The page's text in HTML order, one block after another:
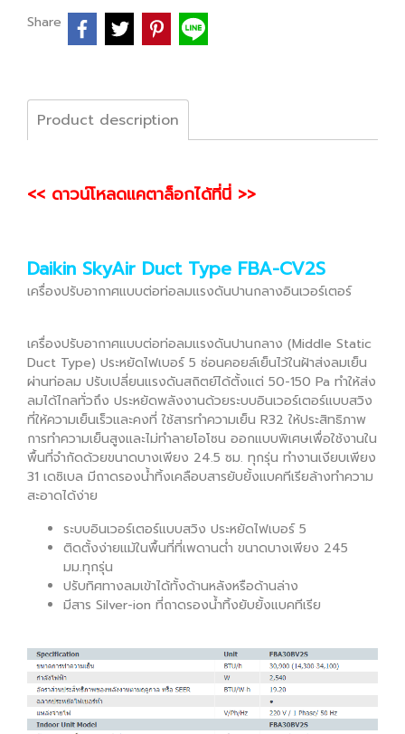
Share
Product description
<< ดาวน์โหลดแคตาล็อกได้ที่นี่ >>
Daikin SkyAir Duct Type FBA-CV2S
เครื่องปรับอากาศแบบต่อท่อลมแรงดันปานกลางอินเวอร์เตอร์
เครื่องปรับอากาศแบบต่อท่อลมแรงดันปานกลาง (Middle Static
Duct Type) ประหยัดไฟเบอร์ 5 ซ่อนคอยล์เย็นไว้ในฝ้าส่งลมเย็น
ผ่านท่อลม ปรับเปลี่ยนแรงดันสถิตย์ได้ตั้งแต่ 50-150 Pa ทำให้ส่ง
ลมได้ไกลทั่วถึง ประหยัดพลังงานด้วยระบบอินเวอร์เตอร์แบบสวิง
ที่ให้ความเย็นเร็วและคงที่ ใช้สารทำความเย็น R32 ให้ประสิทธิภาพ
การทำความเย็นสูงและไม่ทำลายโอโซน ออกแบบพิเศษเพื่อใช้งานใน
พื้นที่จำกัดด้วยขนาดบางเพียง 24.5 ซม. ทุกรุ่น ทำงานเงียบเพียง
31 เดซิเบล มีถาดรองน้ำทิ้งเคลือบสารยับยั้งแบคทีเรียล้างทำความ
สะอาดได้ง่าย
ระบบอินเวอร์เตอร์แบบสวิง ประหยัดไฟเบอร์ 5
ติดตั้งง่ายแม้ในพื้นที่ที่เพดานต่ำ ขนาดบางเพียง 245
มม.ทุกรุ่น
ปรับทิศทางลมเข้าได้ทั้งด้านหลังหรือด้านล่าง
มีสาร Silver-ion ที่ถาดรองน้ำทิ้งยับยั้งแบคทีเรีย